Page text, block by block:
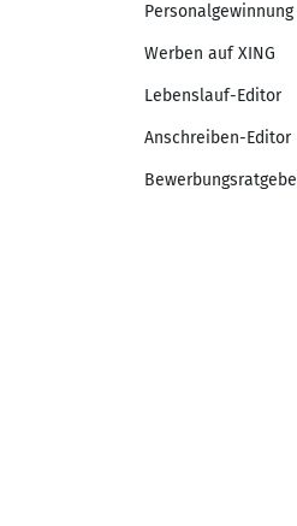
Personalgewinnung
Werben auf XING
Lebenslauf-Editor
Anschreiben-Editor